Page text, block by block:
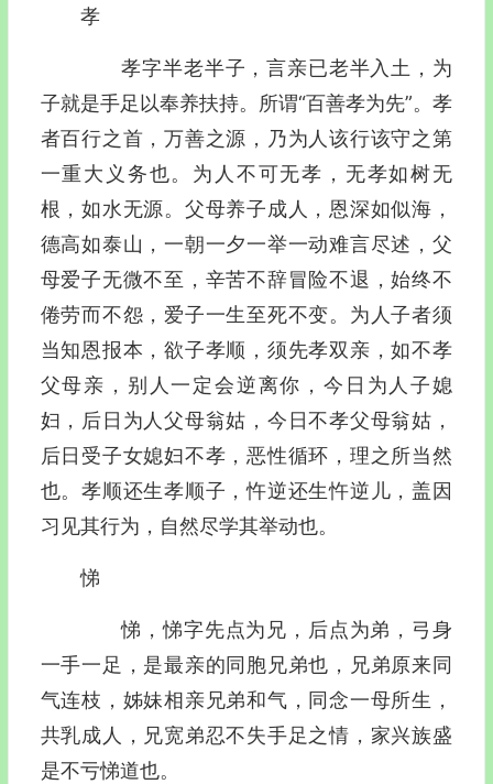
孝
孝字半老半子，言亲已老半入土，为
子就是手足以奉养扶持。所谓“百善孝为先”。孝
者百行之首，万善之源，乃为人该行该守之第
一重大义务也。为人不可无孝，无孝如树无
根，如水无源。父母养子成人，恩深如似海，
德高如泰山，一朝一夕一举一动难言尽述，父
母爱子无微不至，辛苦不辞冒险不退，始终不
倦劳而不怨，爱子一生至死不变。为人子者须
当知恩报本，欲子孝顺，须先孝双亲，如不孝
父母亲，别人一定会逆离你，今日为人子媳
妇，后日为人父母翁姑，今日不孝父母翁姑，
后日受子女媳妇不孝，恶性循环，理之所当然
也。孝顺还生孝顺子，忤逆还生忤逆儿，盖因
习见其行为，自然尽学其举动也。
悌
悌，悌字先点为兄，后点为弟，弓身
一手一足，是最亲的同胞兄弟也，兄弟原来同
气连枝，姊妹相亲兄弟和气，同念一母所生，
共乳成人，兄宽弟忍不失手足之情，家兴族盛
是不亏悌道也。